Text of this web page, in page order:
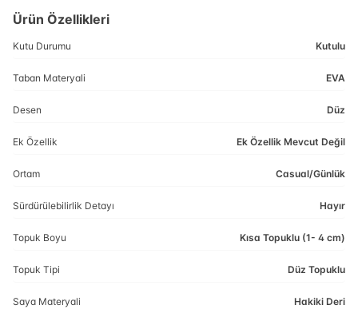
Ürün Özellikleri
Kutu Durumu Kutulu
Taban Materyali EVA
Desen Düz
Ek Özellik Ek Özellik Mevcut Değil
Ortam Casual/Günlük
Sürdürülebilirlik Detayı Hayır
Topuk Boyu Kısa Topuklu (1- 4 cm)
Topuk Tipi Düz Topuklu
Saya Materyali Hakiki Deri